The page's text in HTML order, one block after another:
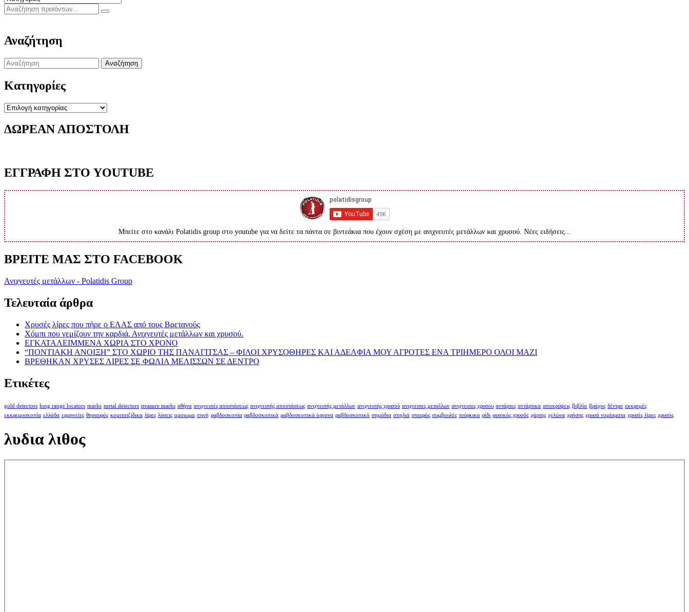
Αναζήτηση
Search
for:
Κατηγορίες
Κατηγορίες
ΔΩΡΕΑΝ ΑΠΟΣΤΟΛΗ
ΕΓΓΡΑΦΗ ΣΤΟ YOUTUBE
Μπείτε στο κανάλι Polatidis group στο youtube για να δείτε τα πάντα σε βιντεάκια που έχουν σχέση με ανιχνευτές μετάλλων και χρυσού. Νέες ειδήσεις...
ΒΡΕΙΤΕ ΜΑΣ ΣΤΟ FACEBOOK
Ανιχνευτές μετάλλων - Polatidis Group
Τελευταία άρθρα
Χρυσές λίρες που πήρε ο ΕΛΑΣ από τους Βρετανούς
Χόμπι που γεμίζουν την καρδιά. Ανιχνευτές μετάλλων και χρυσού.
ΕΓΚΑΤΑΛΕΙΜΜΕΝΑ ΧΩΡΙΑ ΣΤΟ ΧΡΟΝΟ
“ΠΟΝΤΙΑΚΗ ΑΝΟΙΞΗ” ΣΤΟ ΧΩΡΙΟ ΤΗΣ ΠΑΝΑΓΙΤΣΑΣ – ΦΙΛΟΙ ΧΡΥΣΟΘΗΡΕΣ ΚΑΙ ΑΔΕΛΦΙΑ ΜΟΥ ΑΓΡΟΤΕΣ ΕΝΑ ΤΡΙΗΜΕΡΟ ΟΛΟΙ ΜΑΖΙ
ΒΡΕΘΗΚΑΝ ΧΡΥΣΕΣ ΛΙΡΕΣ ΣΕ ΦΩΛΙΑ ΜΕΛΙΣΣΩΝ ΣΕ ΔΕΝΤΡΟ
Ετικέτες
gold detectors long range locators marks metal detectors treasure marks αθήνα ανιχνευτές αποστάσεως ανιχνευτής αποστάσεως ανιχνευτής μετάλλων ανιχνευτής χρυσού ανιχνευτες μεταλλων ανιχνευτες χρυσου αντάρτες αντάρτικα αποκρύψεις βιβλίο βράχος δέντρο εκκρεμές
εκκρεμοσκοπία ελλάδα ερμηνείες θησαυρός κομιτατζίδικα λίρες λύσεις ομοιωμα πηγή ραβδοσκοπία ραβδοσκοπικά ραβδοσκοπικά όργανα ραβδοσκοπικό σημάδια σπηλιά σταυρός συμβουλές τούρκικα φίδι φυσικός χρυσός χάρτης χελώνα χρήσης χρυσά νομίσματα χρυσές λίρες χρυσός
λυδια λιθος